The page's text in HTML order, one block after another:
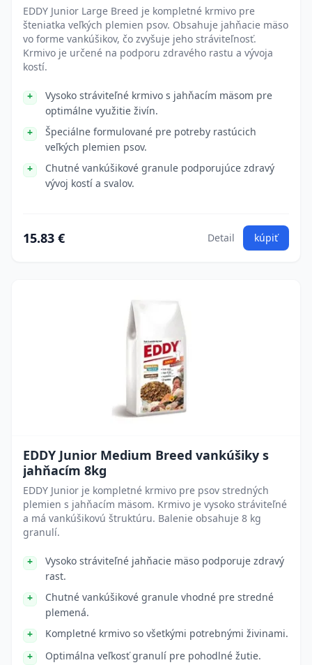
EDDY Junior Large Breed je kompletné krmivo pre
šteniatka veľkých plemien psov. Obsahuje jahňacie mäso
vo forme vankúšikov, čo zvyšuje jeho stráviteľnosť.
Krmivo je určené na podporu zdravého rastu a vývoja
kostí.
Vysoko stráviteľné krmivo s jahňacím mäsom pre
optimálne využitie živín.
Špeciálne formulované pre potreby rastúcich
veľkých plemien psov.
Chutné vankúšikové granule podporujúce zdravý
vývoj kostí a svalov.
15.83 € Detail kúpiť
EDDY Junior Medium Breed vankúšiky s
jahňacím 8kg
EDDY Junior je kompletné krmivo pre psov stredných
plemien s jahňacím mäsom. Krmivo je vysoko stráviteľné
a má vankúšikovú štruktúru. Balenie obsahuje 8 kg
granulí.
Vysoko stráviteľné jahňacie mäso podporuje zdravý
rast.
Chutné vankúšikové granule vhodné pre stredné
plemená.
Kompletné krmivo so všetkými potrebnými živinami.
Optimálna veľkosť granulí pre pohodlné žutie.